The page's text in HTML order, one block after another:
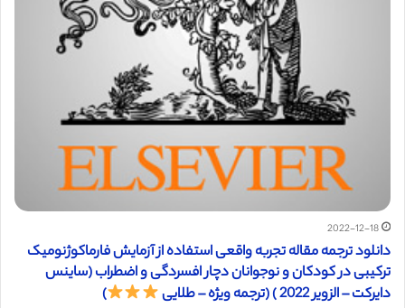
2022-12-18
دانلود ترجمه مقاله تجربه واقعی استفاده از آزمایش فارماکوژنومیک
ترکیبی در کودکان و نوجوانان دچار افسردگی و اضطراب (ساینس
دایرکت – الزویر 2022 ) (ترجمه ویژه – طلایی
)